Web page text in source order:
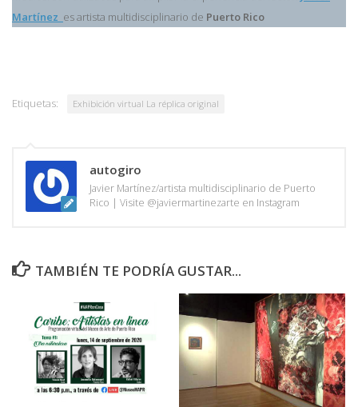
Martínez es artista multidisciplinario de Puerto Rico
Etiquetas: Exhibición virtual La réplica original
autogiro
Javier Martínez/artista multidisciplinario de Puerto
Rico | Visite @javiermartinezarte en Instagram
TAMBIÉN TE PODRÍA GUSTAR...